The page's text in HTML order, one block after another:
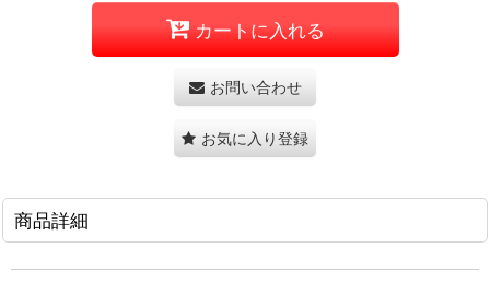
カートに入れる
お問い合わせ
お気に入り登録
商品詳細